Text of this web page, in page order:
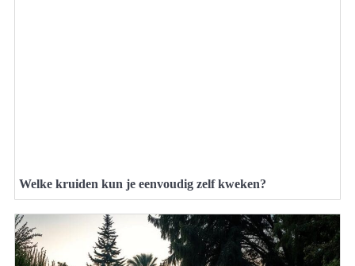
Welke kruiden kun je eenvoudig zelf kweken?